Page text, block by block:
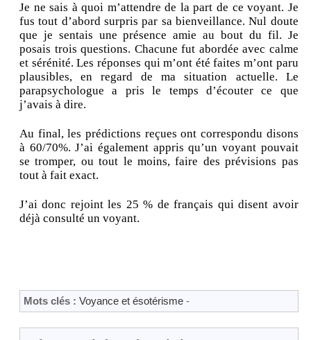
Je ne sais à quoi m’attendre de la part de ce voyant. Je
fus tout d’abord surpris par sa bienveillance. Nul doute
que je sentais une présence amie au bout du fil. Je
posais trois questions. Chacune fut abordée avec calme
et sérénité. Les réponses qui m’ont été faites m’ont paru
plausibles, en regard de ma situation actuelle. Le
parapsychologue a pris le temps d’écouter ce que
j’avais à dire.
Au final, les prédictions reçues ont correspondu disons
à 60/70%. J’ai également appris qu’un voyant pouvait
se tromper, ou tout le moins, faire des prévisions pas
tout à fait exact.
J’ai donc rejoint les 25 % de français qui disent avoir
déjà consulté un voyant.
Mots clés : Voyance et ésotérisme -